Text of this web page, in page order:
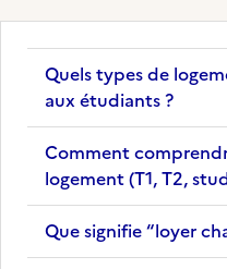
Quels types de
aux étudiants ?
Comment
logement (T1, T2,
Que signifie “loyer